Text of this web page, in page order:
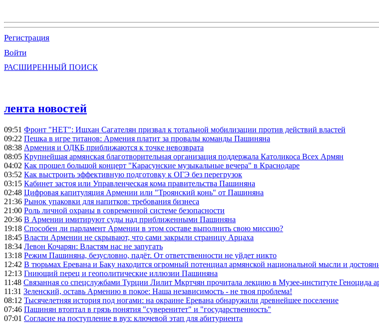
Регистрация
Войти
РАСШИРЕННЫЙ ПОИСК
лента новостей
09:51 Фронт "НЕТ": Ишхан Сагателян призвал к тотальной мобилизации против действий властей
09:22 Пешка в игре титанов: Армения платит за провалы команды Пашиняна
08:38 Армения и ОДКБ приближаются к точке невозврата
08:05 Крупнейшая армянская благотворительная организация поддержала Католикоса Всех Армян
04:02 Как прошел большой концерт "Карасунские музыкальные вечера" в Краснодаре
03:52 Как выстроить эффективную подготовку к ОГЭ без перегрузок
03:15 Кабинет застоя или Управленческая кома правительства Пашиняна
02:48 Цифровая капитуляция Армении или "Троянский конь" от Пашиняна
21:36 Рынок упаковки для напитков: требования бизнеса
21:00 Роль личной охраны в современной системе безопасности
20:36 В Армении имитируют суды над приближенными Пашиняна
19:18 Способен ли парламент Армении в этом составе выполнить свою миссию?
18:45 Власти Армении не скрывают, что сами закрыли страницу Арцаха
18:34 Левон Кочарян: Властям нас не запугать
13:18 Режим Пашиняна, безусловно, падёт. От ответственности не уйдет никто
12:42 В тюрьмах Еревана и Баку находится огромный потенциал армянской национальной мысли и
12:13 Гниющий перец и геополитические иллюзии Пашиняна
11:48 Связанная со спецслужбами Турции Лилит Мкртчян прочитала лекцию в Музее-институте Геноцида
11:31 Зеленский, оставь Армению в покое: Наша независимость - не твоя проблема!
08:12 Тысячелетняя история под ногами: на окраине Еревана обнаружили древнейшее поселение
07:46 Пашинян втоптал в грязь понятия "суверенитет" и "государственность"
07:01 Согласие на поступление в вуз: ключевой этап для абитуриента